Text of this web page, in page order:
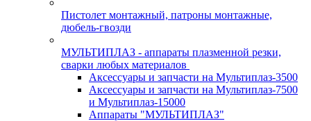
Пистолет монтажный, патроны монтажные,
дюбель-гвозди
МУЛЬТИПЛАЗ - аппараты плазменной резки,
сварки любых материалов
Аксессуары и запчасти на Мультиплаз-3500
Аксессуары и запчасти на Мультиплаз-7500
и Мультиплаз-15000
Аппараты "МУЛЬТИПЛАЗ"